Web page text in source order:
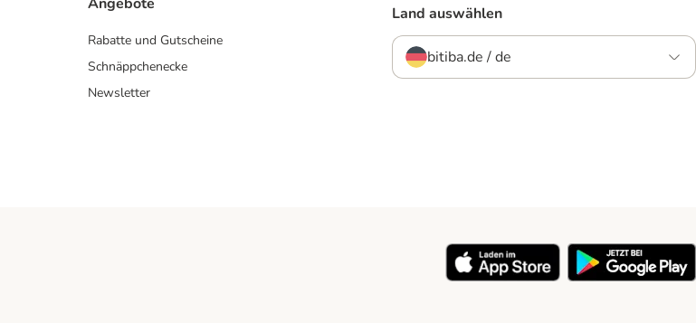
Rabatte und Gutscheine
Schnäppchenecke
Newsletter
Land auswählen
bitiba.de / de